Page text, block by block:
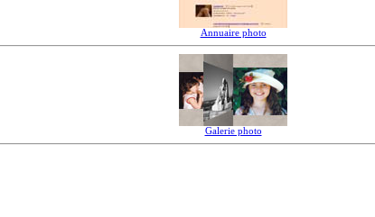
Annuaire photo
Galerie photo